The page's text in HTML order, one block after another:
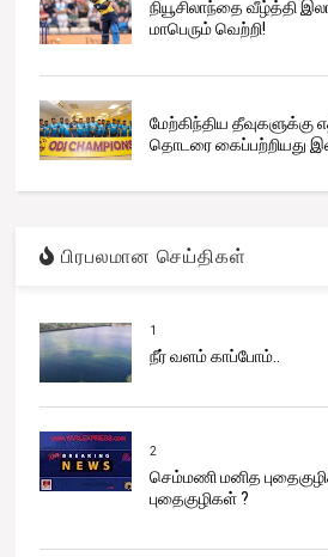
நியூசிலாந்தை வீழ்த்தி
மாபெரும் வெற்றி!
மேற்கிந்திய தீவுகளுக்கு
தொடரை கைப்பற்றியது
பிரபலமான செய்திகள்
1
நீர் வளம் காப்போம்..
2
செம்மணி மனித
புதைகுழிகள் ?